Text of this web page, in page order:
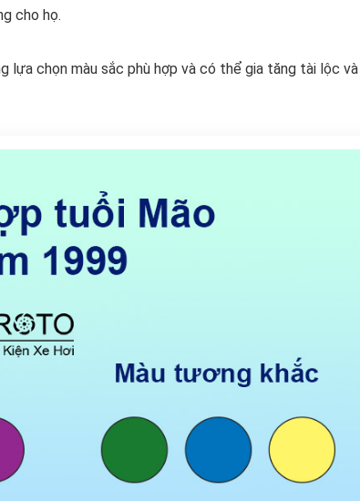
cho họ.
lựa chọn màu sắc phù hợp và có thể gia tăng tài lộc và